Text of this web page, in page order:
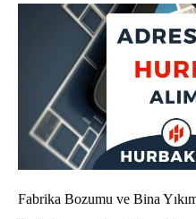
Fabrika Bozumu ve Bina